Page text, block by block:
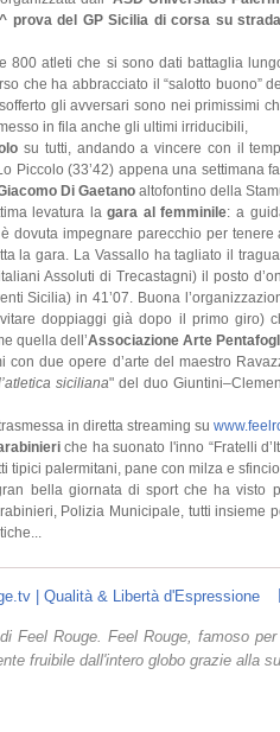
prova del GP Sicilia di corsa su
800 atleti che si sono dati battaglia
che ha abbracciato il “salotto buono”
gli avversari sono nei primissimi
in fila anche gli ultimi irriducibili,
su tutti, andando a vincere con il
Piccolo (33’42) appena una settimana
Di Gaetano altofontino della
levatura lagara al femminile: a
dovuta impegnare parecchio per
la gara. La Vassallo ha tagliato il
Assoluti di Trecastagni) il posto
Sicilia) in 41’07. Buona
doppiaggi già dopo il primo giro)
quella dell’Associazione Arte
con due opere d’arte del maestro
siciliana" del duo
in diretta streaming su
che ha suonato l'inno “Fratelli
tipici palermitani, pane con milza e
bella giornata di sport che ha visto
Polizia Municipale, tutti insieme
Feel Rouge. Feel Rouge, famoso
fruibile dall'intero globo grazie alla